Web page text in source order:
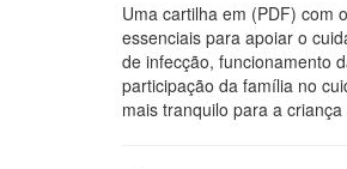
Uma cartilha em (PDF) com
essenciais para apoiar o
de infecção, funcionamento
participação da família no
mais tranquilo para a